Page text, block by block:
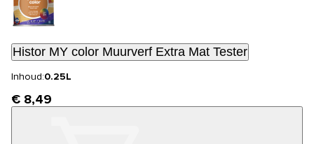
Histor MY color Muurverf Extra Mat Tester
Inhoud:0.25L
€ 8,49